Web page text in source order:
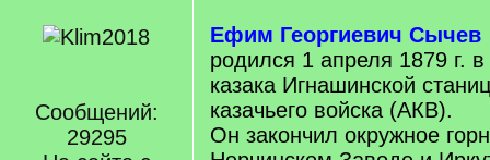
Сообщений:
29295
Ефим Георгиевич Сычев
родился 1 апреля 1879 г.
казака Игнашинской
казачьего войска (АКВ).
Он закончил окружное